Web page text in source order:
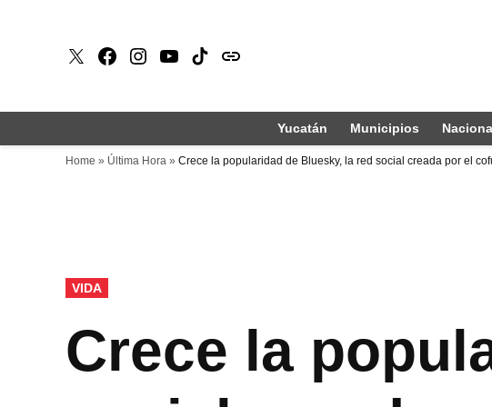
X Faceboook
Instagram
Youtube
Tiktokissuu
Yucatán Municipios
Home » Última Hora » Crece la popularidad de Bluesky, la red social creada por el
PUBLICADO
EN
VIDA
Crece la